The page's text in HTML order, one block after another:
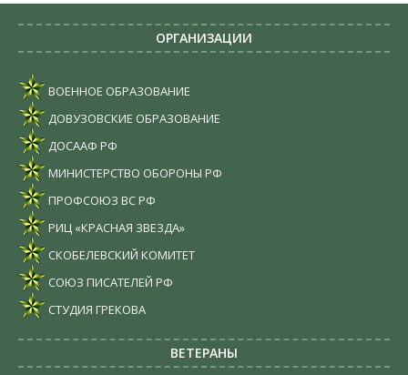
ОРГАНИЗАЦИИ
ВОЕННОЕ ОБРАЗОВАНИЕ
ДОВУЗОВСКИЕ ОБРАЗОВАНИЕ
ДОСААФ РФ
МИНИСТЕРСТВО ОБОРОНЫ РФ
ПРОФСОЮЗ ВС РФ
РИЦ «КРАСНАЯ ЗВЕЗДА»
СКОБЕЛЕВСКИЙ КОМИТЕТ
СОЮЗ ПИСАТЕЛЕЙ РФ
СТУДИЯ ГРЕКОВА
ВЕТЕРАНЫ